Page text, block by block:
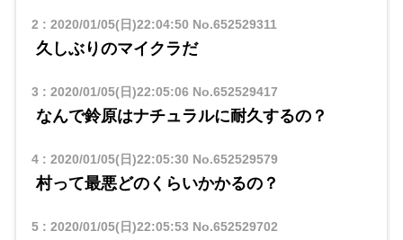
2 : 2020/01/05(日)22:04:50 No.652529311
久しぶりのマイクラだ
3 : 2020/01/05(日)22:05:06 No.652529417
なんで鈴原はナチュラルに耐久するの？
4: 2020/01/05(日)22:05:30 No.652529579
村って最悪どのくらいかかるの？
5: 2020/01/05(日)22:05:53 No.652529702